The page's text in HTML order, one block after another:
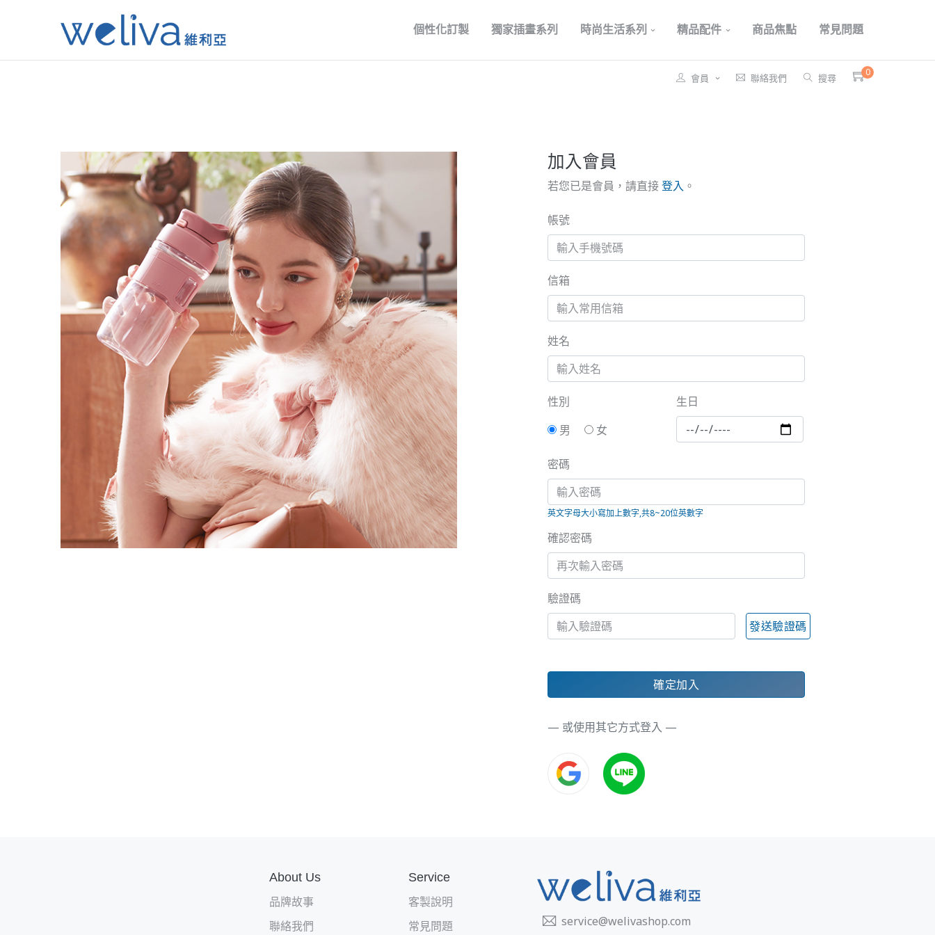
個性化訂製 獨家插畫系列 時尚生活系列 精品配件 商品焦點 常見問題
會員 聯絡我們 搜尋 0
加入會員
若您已是會員，請直接登入 。
帳號
信箱
姓名
性別
男
女
生日
密碼
英文字母大小寫加上數字,共8~20位英數字
確認密碼
驗證碼
發送驗證碼
確定加入
— 或使用其它方式登入 —
About Us
品牌故事
聯絡我們
Service
客製說明
常見問題
service@welivashop.com